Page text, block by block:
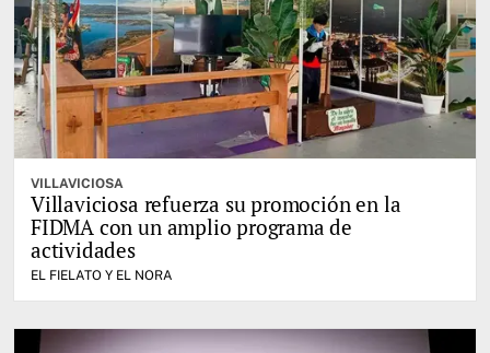
VILLAVICIOSA
Villaviciosa refuerza su promoción en la
FIDMA con un amplio programa de
actividades
EL FIELATO Y EL NORA